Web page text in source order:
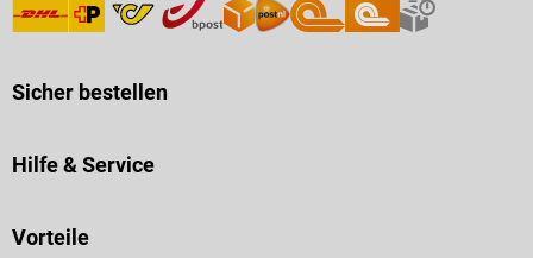
Sicher bestellen
Hilfe & Service
Vorteile